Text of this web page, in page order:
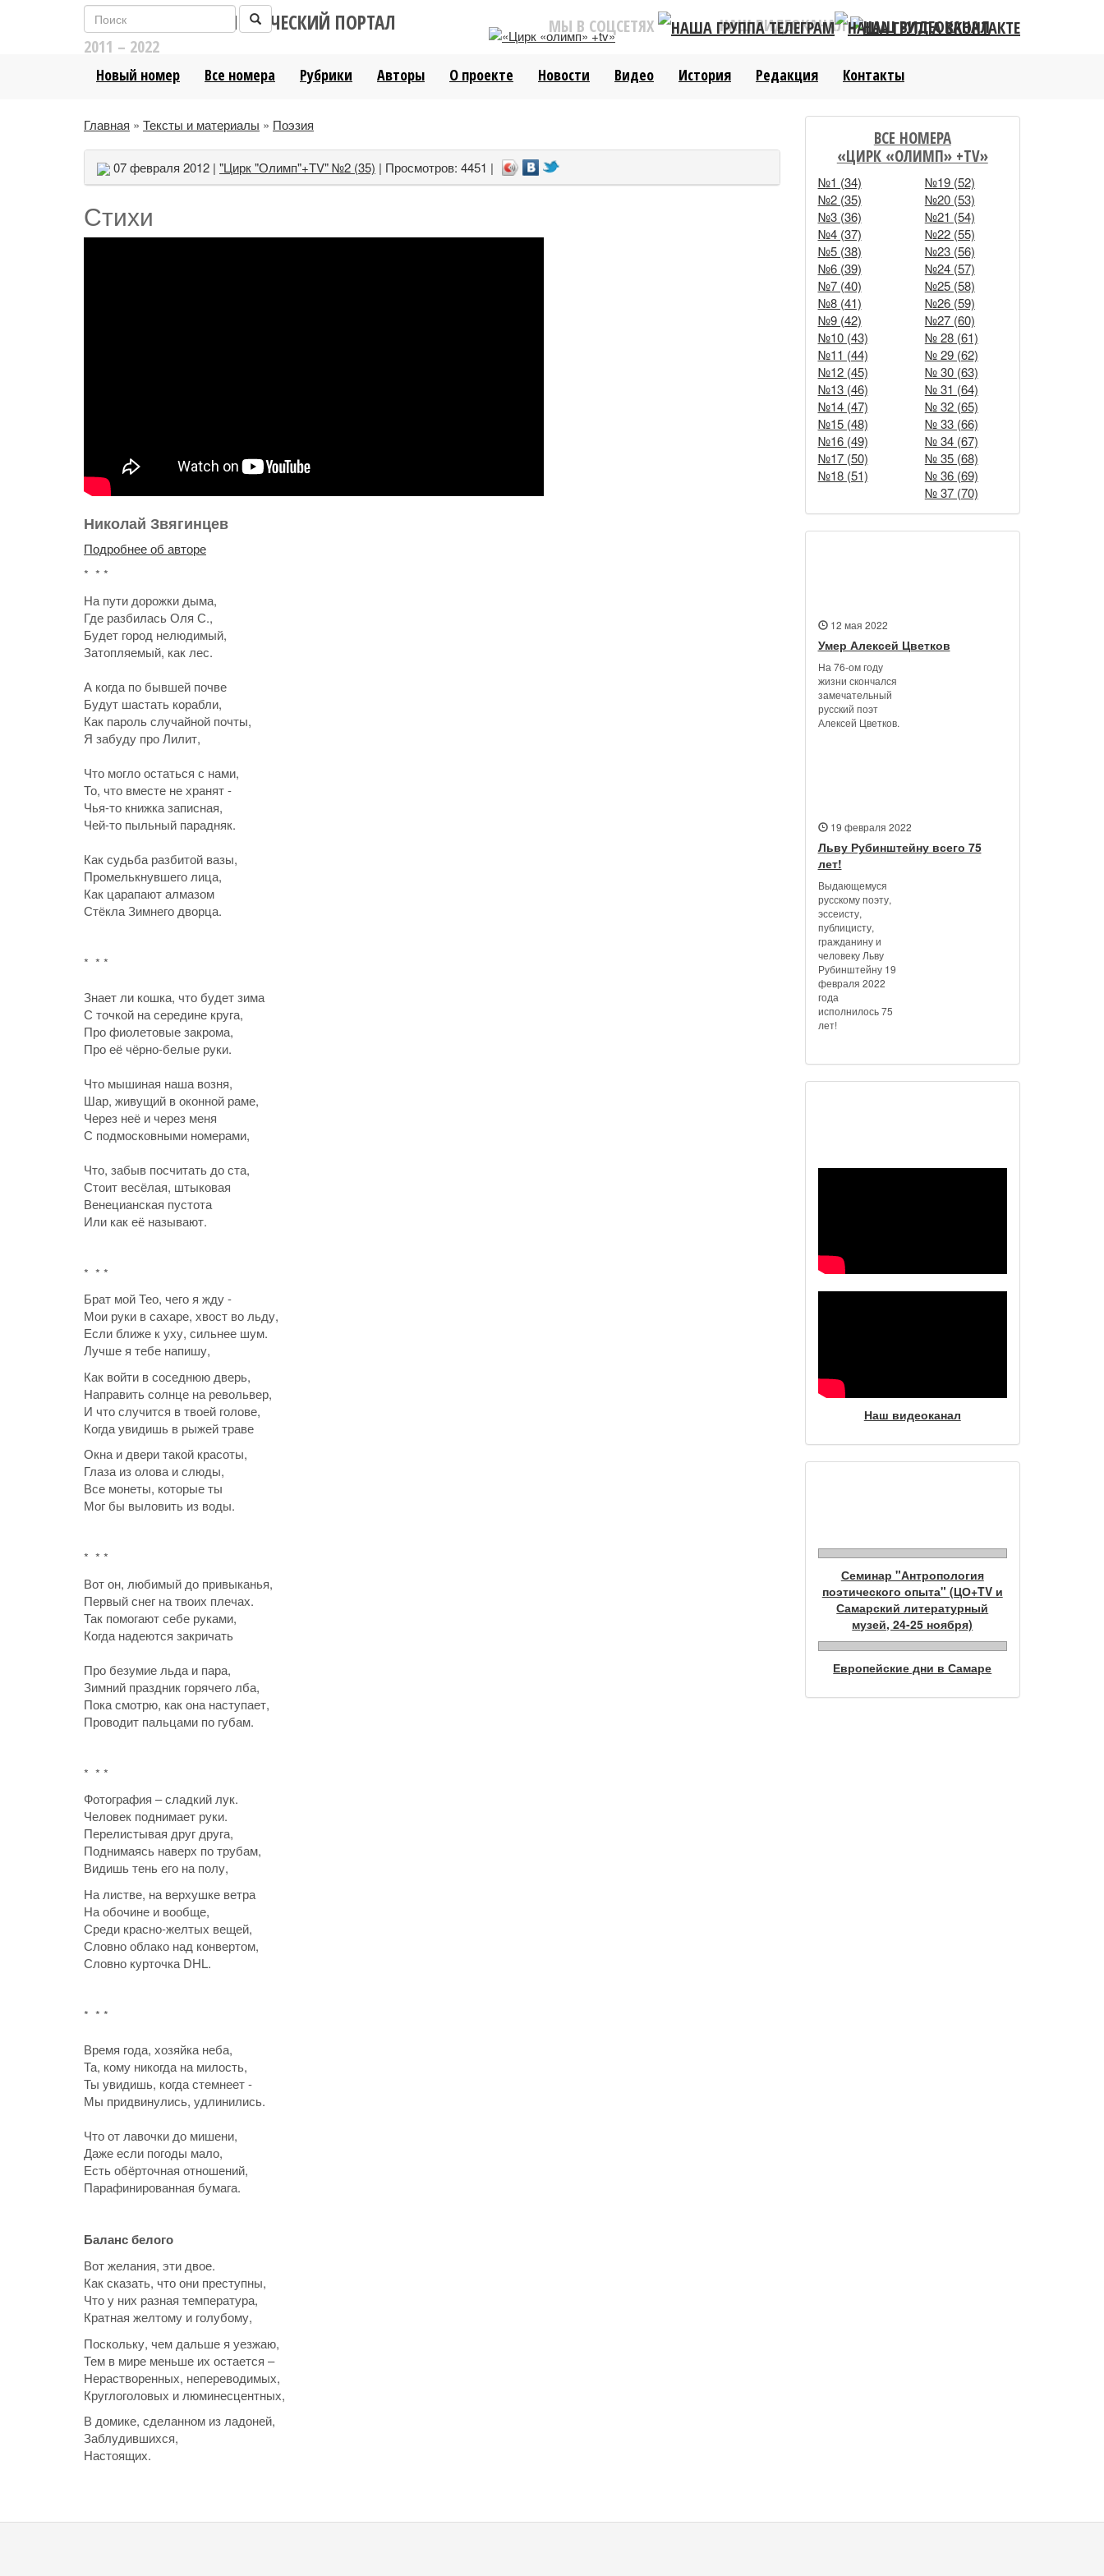
ЛИТЕРАТУРНО-АНАЛИТИЧЕСКИЙ ПОРТАЛ
2011 – 2022
НАШ ВИДЕОКАНАЛ
МЫ В СОЦСЕТЯХ
Новый номер Все номера Рубрики Авторы О проекте Новости Видео История Редакция Контакты
Главная » Тексты и материалы » Поэзия
07 февраля 2012 | "Цирк "Олимп"+TV" №2 (35) | Просмотров: 4451 |
Стихи
Николай Звягинцев
Подробнее об авторе
* * *
На пути дорожки дыма,
Где разбилась Оля С.,
Будет город нелюдимый,
Затопляемый, как лес.
А когда по бывшей почве
Будут шастать корабли,
Как пароль случайной почты,
Я забуду про Лилит,
Что могло остаться с нами,
То, что вместе не хранят -
Чья-то книжка записная,
Чей-то пыльный парадняк.
Как судьба разбитой вазы,
Промелькнувшего лица,
Как царапают алмазом
Стёкла Зимнего дворца.
* * *
Знает ли кошка, что будет зима
С точкой на середине круга,
Про фиолетовые закрома,
Про её чёрно-белые руки.
Что мышиная наша возня,
Шар, живущий в оконной раме,
Через неё и через меня
С подмосковными номерами,
Что, забыв посчитать до ста,
Стоит весёлая, штыковая
Венецианская пустота
Или как её называют.
* * *
Брат мой Тео, чего я жду -
Мои руки в сахаре, хвост во льду,
Если ближе к уху, сильнее шум.
Лучше я тебе напишу,
Как войти в соседнюю дверь,
Направить солнце на револьвер,
И что случится в твоей голове,
Когда увидишь в рыжей траве
Окна и двери такой красоты,
Глаза из олова и слюды,
Все монеты, которые ты
Мог бы выловить из воды.
* * *
Вот он, любимый до привыканья,
Первый снег на твоих плечах.
Так помогают себе руками,
Когда надеются закричать
Про безумие льда и пара,
Зимний праздник горячего лба,
Пока смотрю, как она наступает,
Проводит пальцами по губам.
* * *
Фотография – сладкий лук.
Человек поднимает руки.
Перелистывая друг друга,
Поднимаясь наверх по трубам,
Видишь тень его на полу,
На листве, на верхушке ветра
На обочине и вообще,
Среди красно-желтых вещей,
Словно облако над конвертом,
Словно курточка DHL.
* * *
Время года, хозяйка неба,
Та, кому никогда на милость,
Ты увидишь, когда стемнеет -
Мы придвинулись, удлинились.
Что от лавочки до мишени,
Даже если погоды мало,
Есть обёрточная отношений,
Парафинированная бумага.
Баланс белого
Вот желания, эти двое.
Как сказать, что они преступны,
Что у них разная температура,
Кратная желтому и голубому,
Поскольку, чем дальше я уезжаю,
Тем в мире меньше их остается –
Нерастворенных, непереводимых,
Круглоголовых и люминесцентных,
В домике, сделанном из ладоней,
Заблудившихся,
Настоящих.
ВСЕ НОМЕРА
«ЦИРК «ОЛИМП» +TV»
№1 (34)
№2 (35)
№3 (36)
№4 (37)
№5 (38)
№6 (39)
№7 (40)
№8 (41)
№9 (42)
№10 (43)
№11 (44)
№12 (45)
№13 (46)
№14 (47)
№15 (48)
№16 (49)
№17 (50)
№18 (51)
№19 (52)
№20 (53)
№21 (54)
№22 (55)
№23 (56)
№24 (57)
№25 (58)
№26 (59)
№27 (60)
№ 28 (61)
№ 29 (62)
№ 30 (63)
№ 31 (64)
№ 32 (65)
№ 33 (66)
№ 34 (67)
№ 35 (68)
№ 36 (69)
№ 37 (70)
12 мая 2022
Умер Алексей Цветков
На 76-ом году
жизни скончался
замечательный
русский поэт
Алексей Цветков.
19 февраля 2022
Льву Рубинштейну всего 75
лет!
Выдающемуся
русскому поэту,
эссеисту,
публицисту,
гражданину и
человеку Льву
Рубинштейну 19
февраля 2022
года
исполнилось 75
лет!
Наш видеоканал
Семинар "Антропология
поэтического опыта" (ЦО+TV и
Самарский литературный
музей, 24-25 ноября)
Европейские дни в Самаре